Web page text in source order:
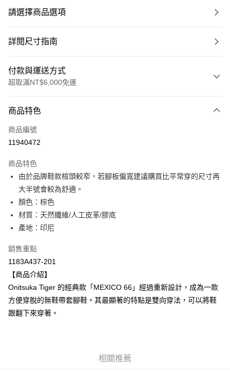
請選擇商品選項
詳閱尺寸指南
付款與運送方式
超取滿NT$6,000免運
信用卡一次付款
超商取貨付款
運送方式
全家取貨付款
每筆NT$80，滿NT$6,000(含以上)免運費
付款後全家取貨
每筆NT$80，滿NT$6,000(含以上)免運費
萊爾富取貨付款
每筆NT$80，滿NT$6,000(含以上)免運費
付款後萊爾富取貨
每筆NT$80，滿NT$6,000(含以上)免運費
商品特色
商品編號
11940472
商品特色
由於品牌鞋款楦頭較窄，若腳板偏寬建議購買比平常穿的尺寸再
大半號會較為舒適。
顏色：棕色
材質：天然纖維/人工皮革/膠底
產地：印尼
銷售重點
1183A437-201
【商品介紹】
Onitsuka Tiger 的經典款「MEXICO 66」經過重新設計，成為一款
方便穿脫的無鞋帶套腳鞋。其最顯著的特點是雙向穿法，可以將鞋
跟翻下來穿著。
相關推薦